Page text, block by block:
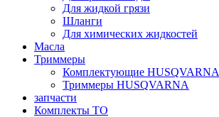
Для жидкой грязи
Шланги
Для химических жидкостей
Масла
Триммеры
Комплектующие HUSQVARNA
Триммеры HUSQVARNA
запчасти
Комплекты ТО